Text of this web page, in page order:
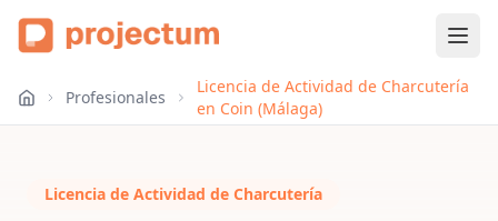
Profesionales
Licencia de Actividad de Charcutería
en Coin (Málaga)
Licencia de Actividad de Charcutería